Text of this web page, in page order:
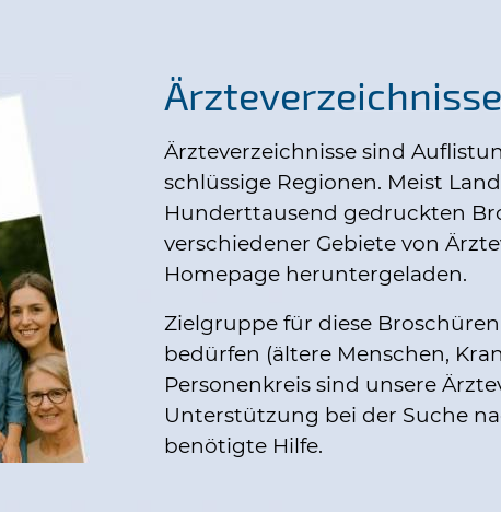
Ärzteverzeichnisse
Ärzteverzeichnisse sind
schlüssige Regionen. Meist
Hunderttausend gedruckten
verschiedener Gebiete von
Homepage heruntergeladen.
Zielgruppe für diese
bedürfen (ältere Menschen,
Personenkreis sind unsere
Unterstützung bei der Suche
benötigte Hilfe.